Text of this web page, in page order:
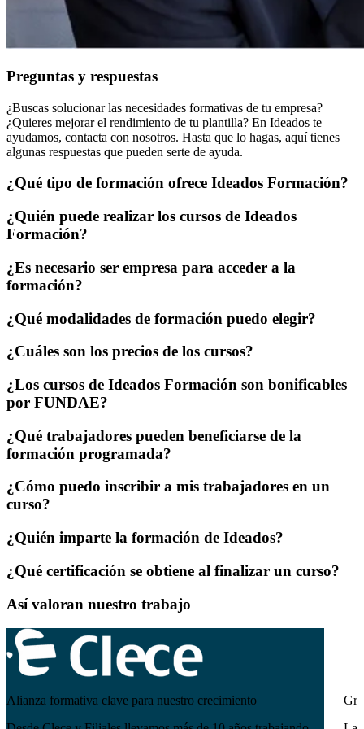
Preguntas y respuestas
¿Buscas solucionar las necesidades formativas de tu empresa?
¿Quieres mejorar el rendimiento de tu plantilla? En Ideados te
ayudamos, contacta con nosotros. Hasta que lo hagas, aquí tienes
algunas respuestas que pueden serte de ayuda.
¿Qué tipo de formación ofrece Ideados Formación?
¿Quién puede realizar los cursos de Ideados
Formación?
¿Es necesario ser empresa para acceder a la
formación?
¿Qué modalidades de formación puedo elegir?
¿Cuáles son los precios de los cursos?
¿Los cursos de Ideados Formación son bonificables
por FUNDAE?
¿Qué trabajadores pueden beneficiarse de la
formación programada?
¿Cómo puedo inscribir a mis trabajadores en un
curso?
¿Quién imparte la formación de Ideados?
¿Qué certificación se obtiene al finalizar un curso?
Así valoran nuestro trabajo
Alianza formativa clave para nuestro crecimiento